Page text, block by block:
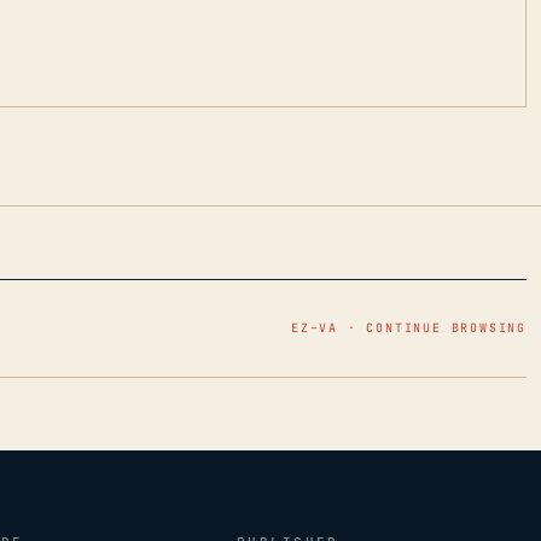
EZ–VA · CONTINUE BROWSING